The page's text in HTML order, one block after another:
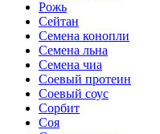
Рожь
Сейтан
Семена конопли
Семена льна
Семена чиа
Соевый протеин
Соевый соус
Сорбит
Соя